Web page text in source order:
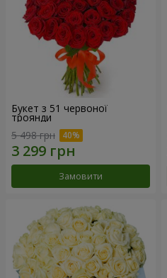
Букет з 51 червоної
троянди
5 498 грн
Замовити